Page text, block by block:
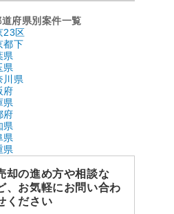
府県別案件一覧
23区
都下
県
県
川県
府
県
府
県
県
県
却の進め方や相談な
、お気軽にお問い合わ
ください